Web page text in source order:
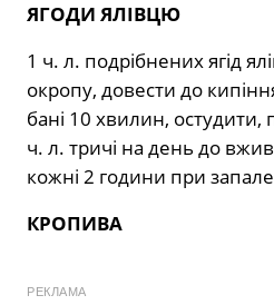
ЯГОДИ ЯЛІВЦЮ
1 ч. л. подрібнених ягід
окропу, довести до
бані 10 хвилин, остудити,
ч. л. тричі на день до
кожні 2 години при
КРОПИВА
РЕКЛАМА